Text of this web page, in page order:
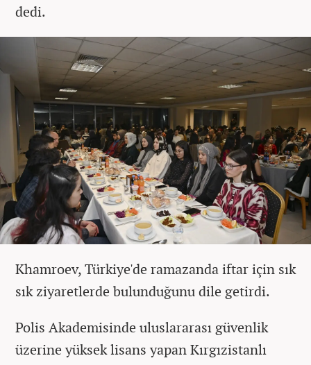
dedi.
Khamroev, Türkiye'de ramazanda iftar için sık
sık ziyaretlerde bulunduğunu dile getirdi.
Polis Akademisinde uluslararası güvenlik
üzerine yüksek lisans yapan Kırgızistanlı